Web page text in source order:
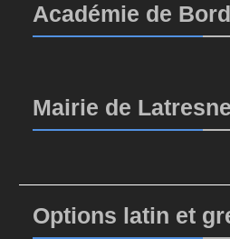
Académie de
Mairie de Latresne
Options latin et